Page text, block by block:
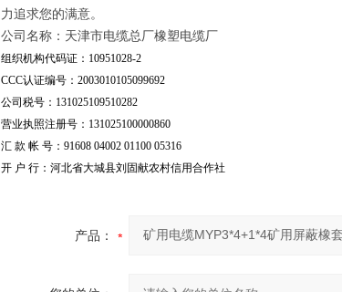
力追求您的满意。
公司名称：天津市电缆总厂橡塑电缆厂
组织机构代码证：10951028-2
CCC认证编号：2003010105099692
公司税号：131025109510282
营业执照注册号：131025100000860
汇 款 帐 号：91608 04002 01100 05316
开 户 行：河北省大城县刘固献农村信用合作社
产品：